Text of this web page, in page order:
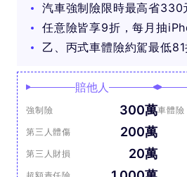
汽車強制險限時最高省330
任意險皆享9折，每月抽
乙、丙式車體險約駕最低
賠他人
強制險 300萬
第三人體傷 200萬
第三人財損 20萬
超額責任險
車體險